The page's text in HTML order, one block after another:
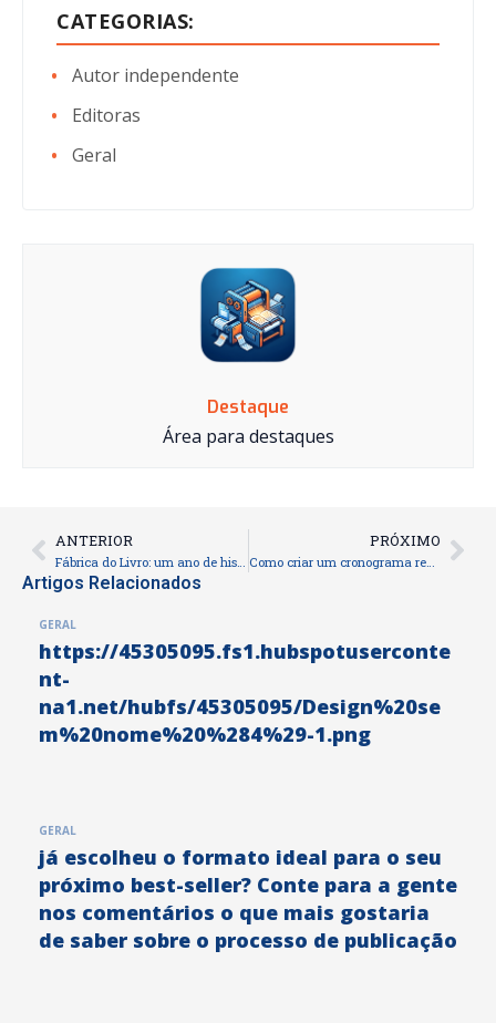
CATEGORIAS:
Autor independente
Editoras
Geral
Destaque
Área para destaques
Prev
ANTERIOR PRÓXIMO
Como criar um cronograma realista para escrever seu próximo livro
Artigos Relacionados
GERAL
https://45305095.fs1.hubspotuserconte
nt-
na1.net/hubfs/45305095/Design%20se
m%20nome%20%284%29-1.png
GERAL
já escolheu o formato ideal para o seu
próximo best-seller? Conte para a gente
nos comentários o que mais gostaria
de saber sobre o processo de publicação